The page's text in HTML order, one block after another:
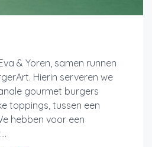
& Yoren, samen runnen
Hierin serveren we
gourmet burgers
toppings, tussen een
hebben voor een